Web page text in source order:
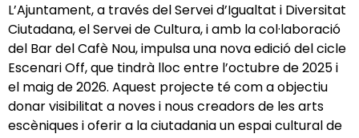
L’Ajuntament, a través del Servei d’Igualtat i Diversitat
Ciutadana, el Servei de Cultura, i amb la col·laboració
del Bar del Cafè Nou, impulsa una nova edició del cicle
Escenari Off, que tindrà lloc entre l’octubre de 2025 i
el maig de 2026. Aquest projecte té com a objectiu
donar visibilitat a noves i nous creadors de les arts
escèniques i oferir a la ciutadania un espai cultural de